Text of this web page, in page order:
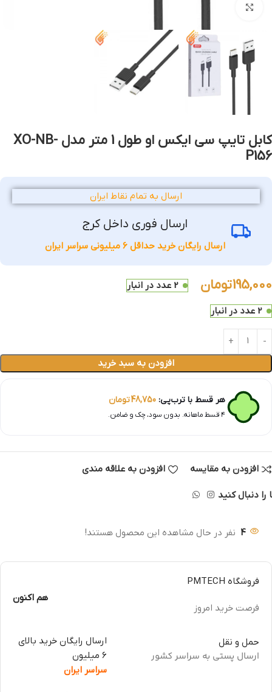
کابل تایپ سی ایکس او طول 1 متر مدل XO-NB-
P156
ارسال به تمام نقاط ایران
ارسال فوری داخل کرج
ارسال رایگان خرید حداقل 6 میلیونی سراسر ایران
195,000تومان 2 عدد در انبار
2 عدد در انبار
افزودن به سبد خرید
هر قسط با ترب‌پی: 48,750تومان
۴ قسط ماهانه. بدون سود، چک و ضامن.
افزودن به مقایسه افزودن به علاقه مندی
را دنبال کنید
4 نفر در حال مشاهده این محصول هستند!
فروشگاه PMTECH
فرصت خرید امروز
هم اکنون
حمل و نقل
ارسال پستی به سراسر کشور
ارسال رایگان خرید بالای
6 میلیون
سراسر ایران